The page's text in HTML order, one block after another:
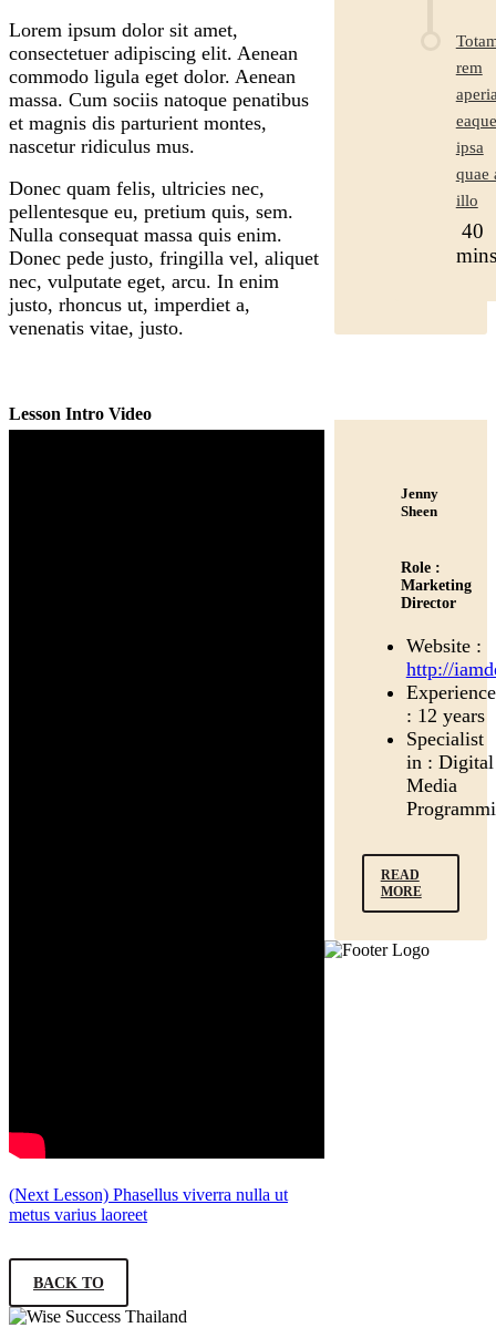
Lorem ipsum dolor sit amet,
consectetuer adipiscing elit. Aenean
commodo ligula eget dolor. Aenean
massa. Cum sociis natoque penatibus
et magnis dis parturient montes,
nascetur ridiculus mus.
Donec quam felis, ultricies nec,
pellentesque eu, pretium quis, sem.
Nulla consequat massa quis enim.
Donec pede justo, fringilla vel, aliquet
nec, vulputate eget, arcu. In enim
justo, rhoncus ut, imperdiet a,
venenatis vitae, justo.
Lesson Intro Video
(Next Lesson) Phasellus viverra nulla ut
metus varius laoreet
BACK TO
rem
eaque
ipsa
quae
illo
40
mins
Jenny
Sheen
Role :
Marketing
Director
Website :
http://
Experience
: 12 years
Specialist
in : Digital
Media
READ
MORE